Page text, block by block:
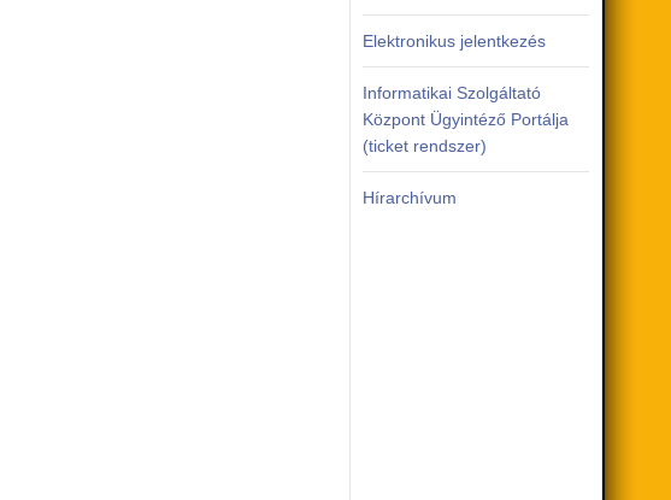
Elektronikus jelentkezés
Informatikai Szolgáltató
Központ Ügyintéző Portálja
(ticket rendszer)
Hírarchívum